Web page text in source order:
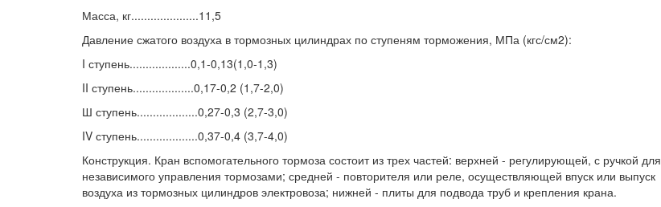
Масса, кг.....................11,5
Давление сжатого воздуха в тормозных цилиндрах по ступеням торможения, МПа (кгс/см2):
I ступень...................0,1-0,13(1,0-1,3)
II ступень...................0,17-0,2 (1,7-2,0)
Ш ступень...................0,27-0,3 (2,7-3,0)
IV ступень...................0,37-0,4 (3,7-4,0)
Конструкция. Кран вспомогательного тормоза состоит из трех частей: верхней - регулирующей, с ручкой для
независимого управления тормозами; средней - повторителя или реле, осуществляющей впуск или выпуск
воздуха из тормозных цилиндров электровоза; нижней - плиты для подвода труб и крепления крана.